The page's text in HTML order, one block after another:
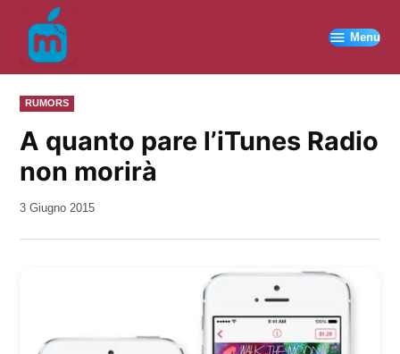
contenuto
Menu
PUBBLICATO
IN
RUMORS
A quanto pare l’iTunes Radio
non morirà
da
3 Giugno 2015